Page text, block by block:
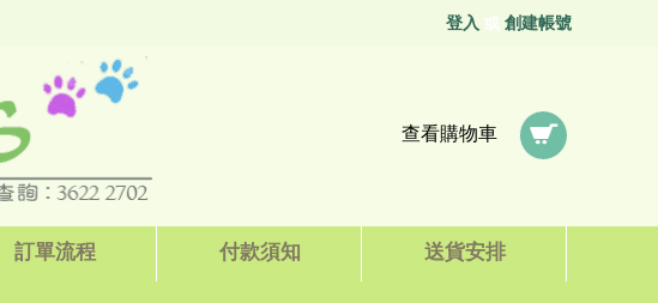
登入 或 創建帳號
查看購物車
訂單流程 付款須知 送貨安排